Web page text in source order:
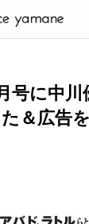
号に中川
＆広告